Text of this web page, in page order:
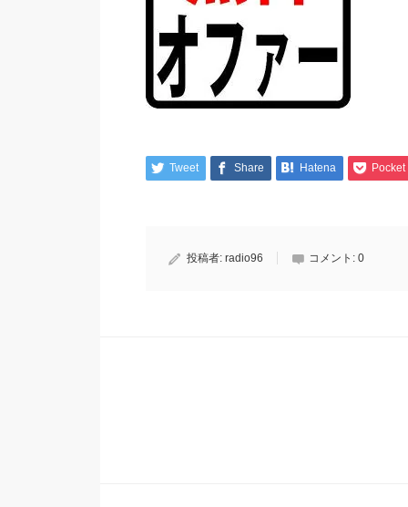
Tweet Share Hatena Pocket
投稿者: radio96 コメント: 0